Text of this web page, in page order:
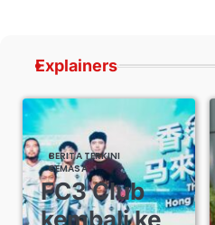
Explainers
BERITA TERKINI
SEMASA
FC3 Club
kembali ke